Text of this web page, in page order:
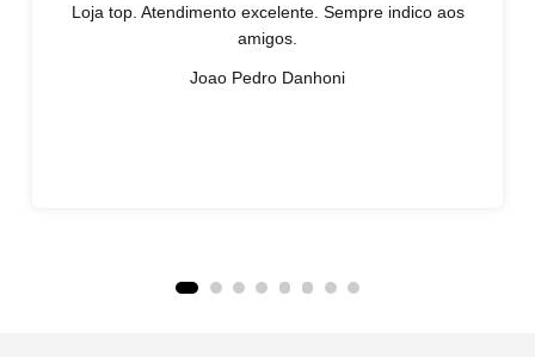
Loja top. Atendimento excelente. Sempre indico aos
amigos.
Joao Pedro Danhoni